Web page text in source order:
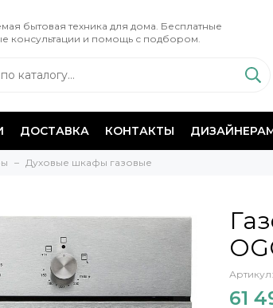
бытовая техника для дома. Бесплатные
консультации и помощь с подбором.
ДОСТАВКА КОНТАКТЫ
Духовые шкафы газовые
Артикул:
61